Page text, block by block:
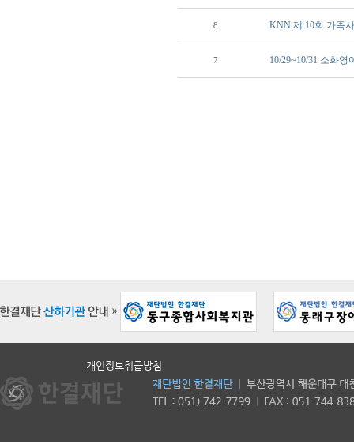
8 KNN 제 10회 가족
7 10/29~10/31 소화
개인정보취급방침